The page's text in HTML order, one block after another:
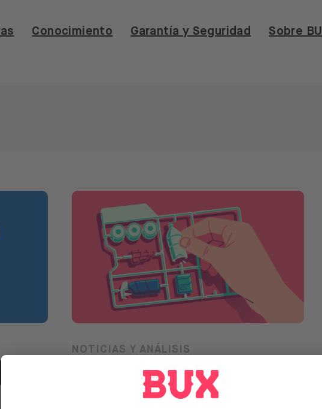
ES
Conocimiento Garantía y Seguridad
Sobre
NOTICIAS Y ANÁLISIS
Qué esperar de la
temporada de